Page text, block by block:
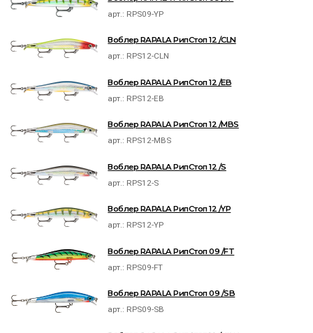
арт.: RPS09-YP
Воблер RAPALA РипСтоп 12 /CLN
арт.: RPS12-CLN
Воблер RAPALA РипСтоп 12 /EB
арт.: RPS12-EB
Воблер RAPALA РипСтоп 12 /MBS
арт.: RPS12-MBS
Воблер RAPALA РипСтоп 12 /S
арт.: RPS12-S
Воблер RAPALA РипСтоп 12 /YP
арт.: RPS12-YP
Воблер RAPALA РипСтоп 09 /FT
арт.: RPS09-FT
Воблер RAPALA РипСтоп 09 /SB
арт.: RPS09-SB